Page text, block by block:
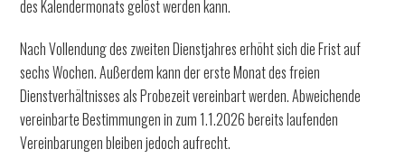
des Kalendermonats gelöst werden kann.
Nach Vollendung des zweiten Dienstjahres erhöht sich die Frist auf
sechs Wochen. Außerdem kann der erste Monat des freien
Dienstverhältnisses als Probezeit vereinbart werden. Abweichende
vereinbarte Bestimmungen in zum 1.1.2026 bereits laufenden
Vereinbarungen bleiben jedoch aufrecht.